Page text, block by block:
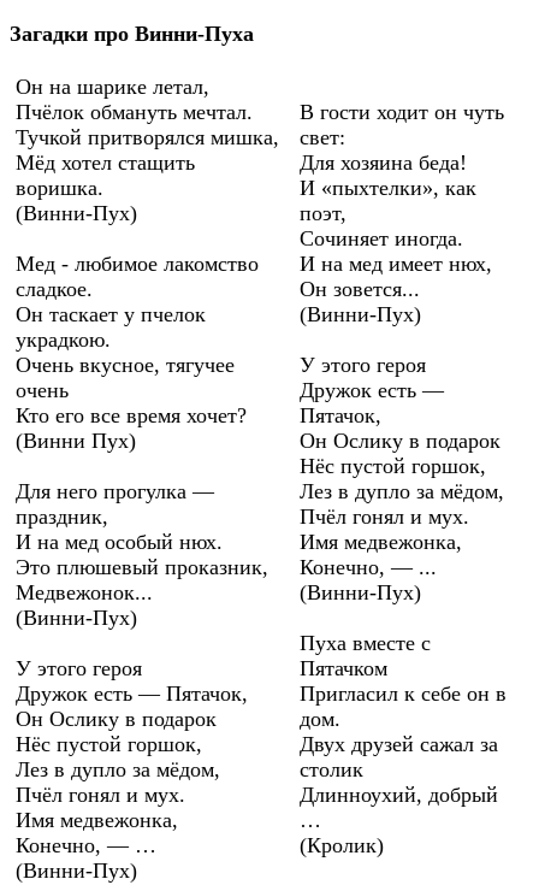
Загадки про Винни-Пуха
Он на шарике летал,
Пчёлок обмануть мечтал.
Тучкой притворялся мишка,
Мёд хотел стащить
воришка.
(Винни-Пух)
Мед - любимое лакомство
сладкое.
Он таскает у пчелок
украдкою.
Очень вкусное, тягучее
очень
Кто его все время хочет?
(Винни Пух)
Для него прогулка —
праздник,
И на мед особый нюх.
Это плюшевый проказник,
Медвежонок...
(Винни-Пух)
У этого героя
Дружок есть — Пятачок,
Он Ослику в подарок
Нёс пустой горшок,
Лез в дупло за мёдом,
Пчёл гонял и мух.
Имя медвежонка,
Конечно, — …
(Винни-Пух)
В гости ходит он чуть
свет:
Для хозяина беда!
И «пыхтелки», как
поэт,
Сочиняет иногда.
И на мед имеет нюх,
Он зовется...
(Винни-Пух)
У этого героя
Дружок есть —
Пятачок,
Он Ослику в подарок
Нёс пустой горшок,
Лез в дупло за мёдом,
Пчёл гонял и мух.
Имя медвежонка,
Конечно, — ...
(Винни-Пух)
Пуха вместе с
Пятачком
Пригласил к себе он в
дом.
Двух друзей сажал за
столик
Длинноухий, добрый
…
(Кролик)